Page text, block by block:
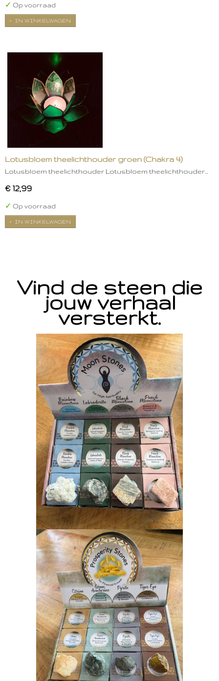
✓ Op voorraad
IN WINKELWAGEN
Lotusbloem theelichthouder groen (Chakra 4)
Lotusbloem theelichthouder Lotusbloem theelichthouder…
€ 12,99
✓ Op voorraad
IN WINKELWAGEN
Vind de steen die
jouw verhaal
versterkt.